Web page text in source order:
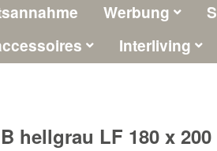
Werbung
Interliving
hellgrau LF 180 x 200